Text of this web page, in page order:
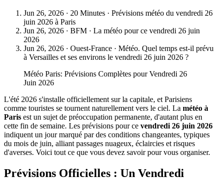
Jun 26, 2026 · 20 Minutes · Prévisions météo du vendredi 26
juin 2026 à Paris
Jun 26, 2026 · BFM · La météo pour ce vendredi 26 juin
2026
Jun 26, 2026 · Ouest-France · Météo. Quel temps est-il prévu
à Versailles et ses environs le vendredi 26 juin 2026 ?
Météo Paris: Prévisions Complètes pour Vendredi 26
Juin 2026
L'été 2026 s'installe officiellement sur la capitale, et Parisiens
comme touristes se tournent naturellement vers le ciel. La météo à
Paris est un sujet de préoccupation permanente, d'autant plus en
cette fin de semaine. Les prévisions pour ce vendredi 26 juin 2026
indiquent un jour marqué par des conditions changeantes, typiques
du mois de juin, alliant passages nuageux, éclaircies et risques
d'averses. Voici tout ce que vous devez savoir pour vous organiser.
Prévisions Officielles : Un Vendredi